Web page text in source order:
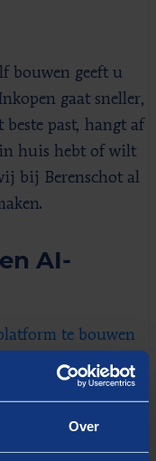
Over
bouwen geeft u
gaat sneller,
past, hangt af
in huis hebt of wilt
bij Berenschot al
AI-
te bouwen
vertellen we
we het deden en